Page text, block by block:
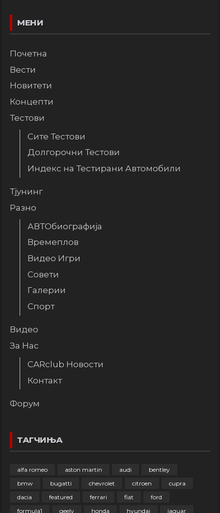
МЕНИ
Почетна
Вести
Новитети
Концепти
Тестови
Сите Тестови
Долгорочни Тестови
Индекс на Тестирани Автомобили
Тјунинг
Разно
АВТОбиографија
Времеплов
Видео Игри
Совети
Галерии
Спорт
Видео
За Нас
CARclub Новости
Контакт
Форум
ТАГЧИЊА
alfa romeo aston martin audi
bentley
bmw
bugatti chevrolet citroen
cupra
dacia
featured ferrari fiat
ford
formula1
geely honda hyundai jaguar